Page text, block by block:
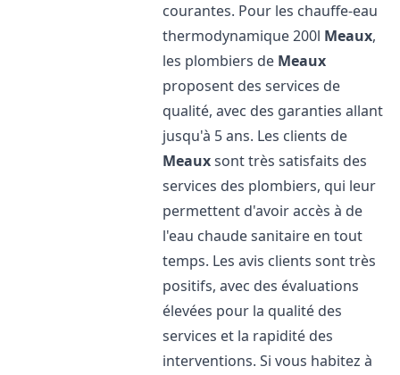
courantes. Pour les chauffe-eau
thermodynamique 200l Meaux,
les plombiers de Meaux
proposent des services de
qualité, avec des garanties allant
jusqu'à 5 ans. Les clients de
Meauxsont très satisfaits des
services des plombiers, qui leur
permettent d'avoir accès à de
l'eau chaude sanitaire en tout
temps. Les avis clients sont très
positifs, avec des évaluations
élevées pour la qualité des
services et la rapidité des
interventions. Si vous habitez à